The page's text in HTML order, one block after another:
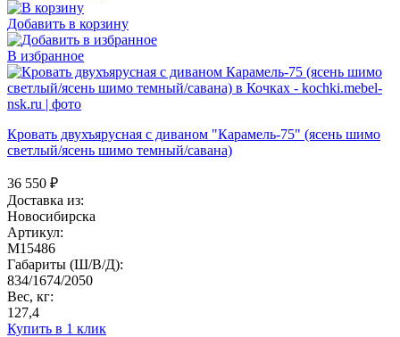
Добавить в корзину
В избранное
Кровать двухъярусная с диваном "Карамель-75" (ясень шимо
светлый/ясень шимо темный/савана)
36 550 ₽
Доставка из:
Новосибирска
Артикул:
M15486
Габариты (Ш/В/Д):
834/1674/2050
Вес, кг:
127,4
Купить в 1 клик